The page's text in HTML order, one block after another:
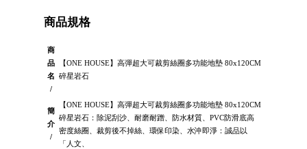
商品規格
商
品
名
/
【ONE HOUSE】高彈超大可裁剪絲圈多功能地墊 80x120CM
碎星岩石
簡
介
/
【ONE HOUSE】高彈超大可裁剪絲圈多功能地墊 80x120CM
碎星岩石：除泥刮沙、耐磨耐蹭、防水材質、PVC防滑底高
密度絲圈、裁剪後不掉絲、環保印染、水沖即淨：誠品以
「人文、